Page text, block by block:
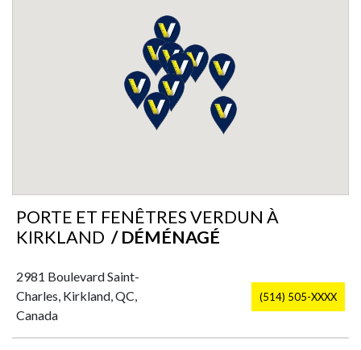
PORTE ET FENÊTRES VERDUN À
KIRKLAND / DÉMÉNAGÉ
2981 Boulevard Saint-
Charles, Kirkland, QC,
Canada
(514) 505-XXXX